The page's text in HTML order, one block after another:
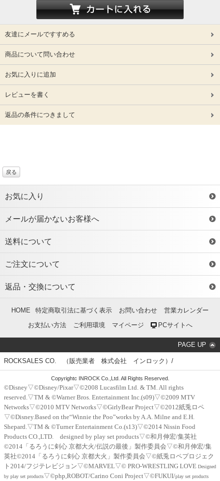
友達にメールですすめる
商品について問い合わせ
お気に入りに追加
レビューを書く
返品の条件につきまして
戻る
お気に入り
メールが届かないお客様へ
送料について
ご注文について
返品・交換について
HOME 特定商取引法に基づく表示 お問い合わせ
営業カレンダー
お支払い方法
ご利用環境 マイページ PCサイトへ
PAGE UP
ROCKSALES CO. （販売業者 株式会社 インロック）/
Copyrightc INROCK Co.,Ltd. All Rights Reserved.
©Disney▽©Disney/Pixar▽©2008 Lucasfilm Ltd. & TM. All rights
reserved.▽TM & ©Warner Bros. Entertainment Inc.(s09)▽©2009 MTV
Networks▽©2010 MTV Networks▽©GirlyBear Project▽©2012紙兎ロペ
▽©Disney.Based on the“Winnie the Poo”works by A.A. Milne and E.H.
Shepard.▽TM & ©Turner Entertainment Co.(s13)▽©2014 Nissin Food
Products CO.,LTD. designed by play set products▽©和月伸宏/集英社
©2014「るろうに剣心 京都大火/伝説の最後」製作委員会▽©和月伸宏/集
英社©2014「るろうに剣心 京都大火」製作委員会▽©紙兎ロペプロジェク
ト2014/フジテレビジョン▽©MARVEL▽© PRO-WRESTLING LOVE Designed
by play set products▽©php,ROBOT/Carino Coni Project▽©FUKUI/play set products